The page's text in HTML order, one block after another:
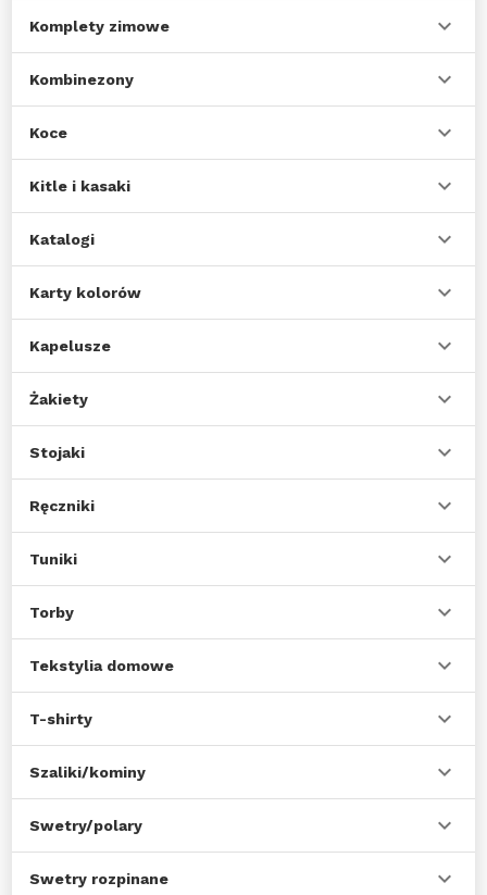
Komplety zimowe
Kombinezony
Koce
Kitle i kasaki
Katalogi
Karty kolorów
Kapelusze
Żakiety
Stojaki
Ręczniki
Tuniki
Torby
Tekstylia domowe
T-shirty
Szaliki/kominy
Swetry/polary
Swetry rozpinane